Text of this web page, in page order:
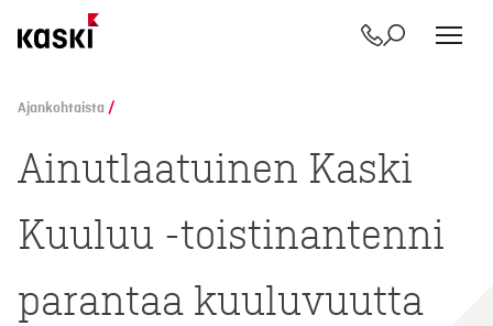
sisältöön
Yhteystiedot
Etsi
Ajankohtaista /
Ainutlaatuinen Kaski
Kuuluu -toistinantenni
parantaa kuuluvuutta